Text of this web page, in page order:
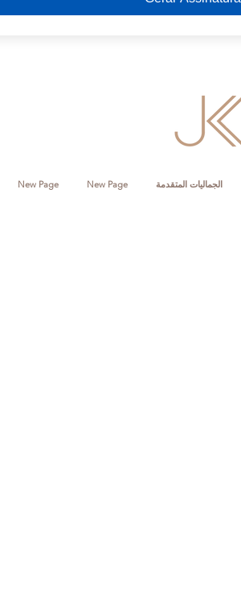
New Page New Page الجماليات المتقدمة